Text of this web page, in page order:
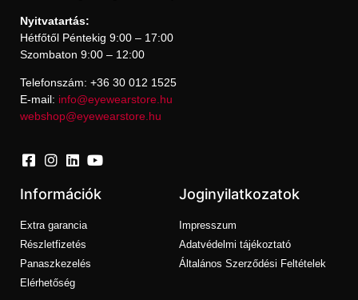
Nyitvatartás:
Hétfőtől Péntekig 9:00 – 17:00
Szombaton 9:00 – 12:00
Telefonszám: +36 30 012 1525
E-mail: info@eyewearstore.hu
webshop@eyewearstore.hu
Információk
Extra garancia
Részletfizetés
Panaszkezelés
Elérhetőség
Joginyilatkozatok
Impresszum
Adatvédelmi tájékoztató
Általános Szerződési Feltételek